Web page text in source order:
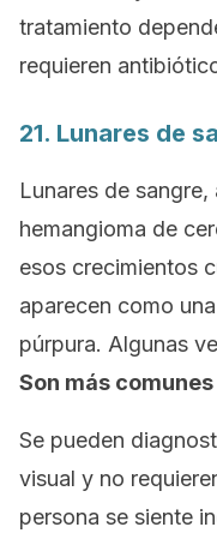
tratamiento
requieren
21. Lunares de
Lunares de
hemangioma de
esos crecimientos
aparecen como
púrpura. Algunas
Son más
Se pueden
visual y no
persona se siente